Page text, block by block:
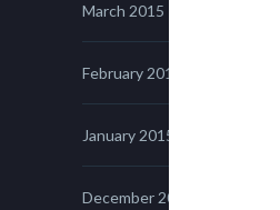
March 2015
February 2015
January 2015
December 2014